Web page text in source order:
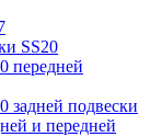
SS20
передней
задней подвески
и передней